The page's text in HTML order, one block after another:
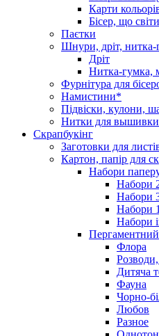
Карти
Бісер, що
Паєтки
Шнури, дріт,
Дріт
Нитка-гумка,
Фурнітура для
Намистини*
Підвіски, кулони,
Нитки для
Скрапбукінг
Заготовки для
Картон, папір для
Набори
Набори
Набори
Набори
Набори
Пергаментний
Флора
Дитяча
Фауна
Чорно-
Любов
Разное